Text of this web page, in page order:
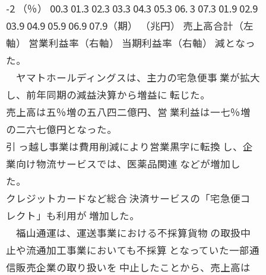
-2 （％） 00.3 01.3 02.3 03.3 04.3 05.3 06. 3 07.3 01.9 02.9
03.9 04.9 05.9 06.9 07.9（期） （兆円） 売上高合計（左
軸） 営業利益率（右軸） 当期利益率（右軸） 減となっ
た。
ヤマトホールディングスは、主力の宅急便事 業が拡大
し、前年同期の減益決算から増益に 転じた。
売上高は五％増の五八四二億円、営 業利益は一七％増
の二六七億円となった。
引 っ越し事業は費用削減により営業黒字に転換 し、企
業向け物流サービスでは、医薬品関連 などが増加し
た。
クレジットカードなど総合 決済サービスの「宅急便コ
レクト」も利用が 増加した。
福山通運は、運送事業における不採算貨物 の取扱中
止や流通加工事業においても不採算 となっていた一部通
信販売企業の取り扱いを 中止したことから、売上高は